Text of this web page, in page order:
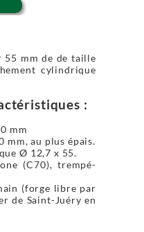
55 mm de de taille
cylindrique
:
mm
mm, au plus épais.
Ø 12,7 x 55.
(C70), trempé-
(forge libre par
de Saint-Juéry en